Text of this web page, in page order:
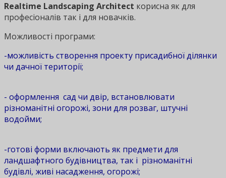
Realtime Landscaping Architect корисна як для
професіоналів так і для новачків.
Можливості програми:
-можливість створення проекту присадибної ділянки
чи дачної території;
- оформлення сад чи двір, встановлювати
різноманітні огорожі, зони для розваг, штучні
водойми;
-готові форми включають як предмети для
ландшафтного будівництва, так і різноманітні
будівлі, живі насадження, огорожі;